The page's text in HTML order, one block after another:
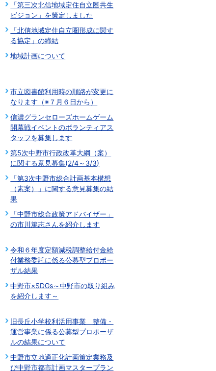
「第三次北信地域定住自立圏共生
ビジョン」を策定しました
「北信地域定住自立圏形成に関す
る協定」の締結
地域計画について
市立図書館利用時の順路が変更に
なります（※７月６日から）
信濃グランセローズホームゲーム
開幕戦イベントのボランティアス
タッフを募集します
第5次中野市行政改革大綱（案）
に関する意見募集(2/4～3/3)
「第3次中野市総合計画基本構想
（素案）」に関する意見募集の結
果
「中野市総合政策アドバイザー」
の市川篤志さんを紹介します
令和６年度定額減税調整給付金給
付業務委託に係る公募型プロポー
ザル結果
中野市×SDGs～中野市の取り組み
を紹介します～
旧長丘小学校利活用事業 整備・
運営事業に係る公募型プロポーザ
ルの結果について
中野市立地適正化計画策定業務及
び中野市都市計画マスタープラン